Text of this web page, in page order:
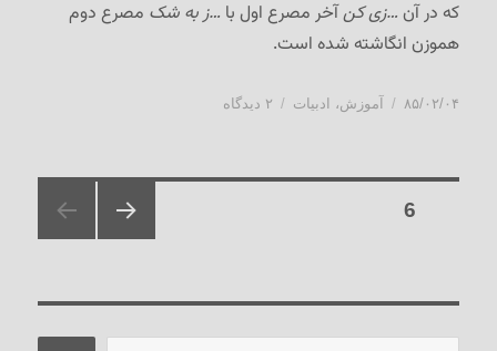
که در آن …زی کنآخر مصرع اول با …ز به شک مصرع دوم
هموزن انگاشته شده است.
ارسال
۸۵/۰۲/۰۴ دسته‌ها
آموزش، ادبیات ۲ دیدگاه
Posts
6